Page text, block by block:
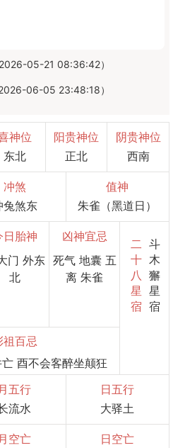
2026-05-21 08:36:42）
2026-06-05 23:48:18）
神位
东北
阳贵神位
正北
阴贵神位
西南
冲煞
兔煞东
值神
朱雀（黑道日）
日胎神
门 外东
北
凶神宜忌
死气 地囊 五
离 朱雀
祖百忌
己不破券二比并亡 酉不会客醉坐颠狂
二
十
八
星
宿
斗
木
獬
星
宿
月五行
流水
日五行
大驿土
月空亡
日空亡